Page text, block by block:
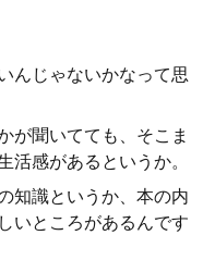
んじゃないかなって思
が聞いてても、そこま
活感があるというか。
知識というか、本の内
いところがあるんです